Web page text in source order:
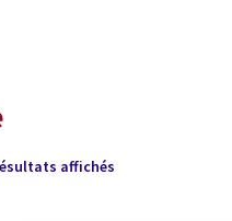
affichésTrié